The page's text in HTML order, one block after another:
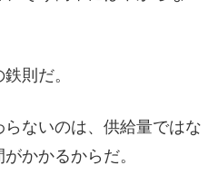
則だ。
ないのは、供給量ではな
かかるからだ。